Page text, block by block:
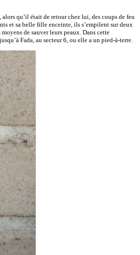
qu’il était de retour chez lui, des coups de feu
et sa belle fille enceinte, ils s’empilent sur deux
de sauver leurs peaux. Dans cette
Fada, au secteur 6, ou elle a un pied-à-terre.